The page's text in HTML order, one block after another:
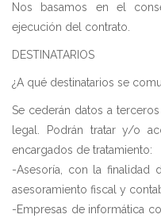
Nos basamos en el
ejecución del contrato.
DESTINATARIOS
¿A qué destinatarios se
Se cederán datos a
legal. Podrán tratar y/o
encargados de tratamiento:
-Asesoría, con la finalidad
asesoramiento fiscal y
-Empresas de informática